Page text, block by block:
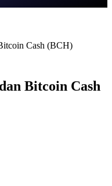
Cash (BCH)
Bitcoin Cash